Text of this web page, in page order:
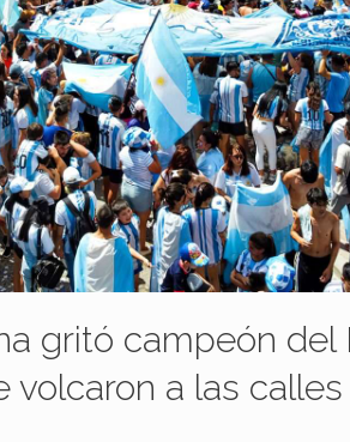
gritó campeón
volcaron a las